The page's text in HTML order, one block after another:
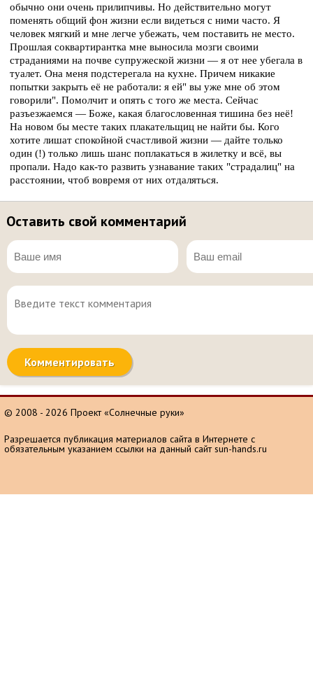
обычно они очень прилипчивы. Но действительно могут
поменять общий фон жизни если видеться с ними часто. Я
человек мягкий и мне легче убежать, чем поставить не место.
Прошлая соквартирантка мне выносила мозги своими
страданиями на почве супружеской жизни — я от нее убегала в
туалет. Она меня подстерегала на кухне. Причем никакие
попытки закрыть её не работали: я ей" вы уже мне об этом
говорили". Помолчит и опять с того же места. Сейчас
разъезжаемся — Боже, какая благословенная тишина без неё!
На новом бы месте таких плакательщиц не найти бы. Кого
хотите лишат спокойной счастливой жизни — дайте только
один (!) только лишь шанс поплакаться в жилетку и всё, вы
пропали. Надо как-то развить узнавание таких "страдалиц" на
расстоянии, чтоб вовремя от них отдаляться.
Оставить свой комментарий
© 2008 - 2026 Проект «Солнечные руки»
Разрешается публикация материалов сайта в Интернете с
обязательным указанием ссылки на данный сайт sun-hands.ru